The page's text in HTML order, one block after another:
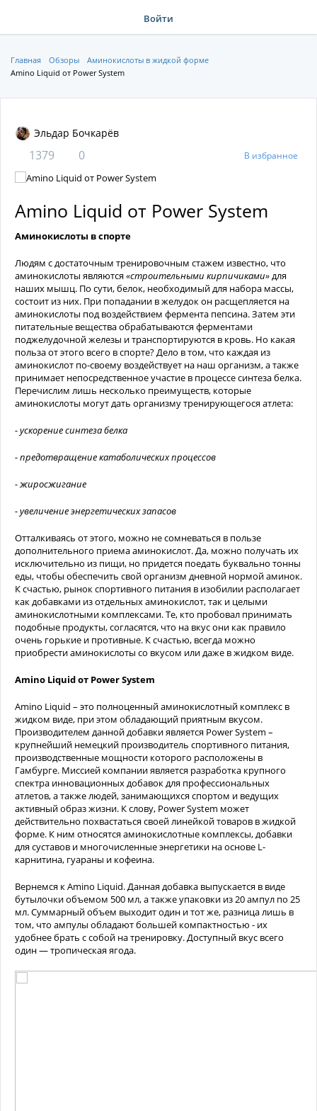
Войти
Главная Обзоры
Аминокислоты в жидкой форме
Amino Liquid от Power System
Эльдар Бочкарёв
1379 0 В избранное
Amino Liquid от Power System
Аминокислоты в спорте
Людям с достаточным тренировочным стажем известно, что
аминокислоты являются«строительными кирпичиками» для
наших мышц. По сути, белок, необходимый для набора массы,
состоит из них. При попадании в желудок он расщепляется на
аминокислоты под воздействием фермента пепсина. Затем эти
питательные вещества обрабатываются ферментами
поджелудочной железы и транспортируются в кровь. Но какая
польза от этого всего в спорте? Дело в том, что каждая из
аминокислот по-своему воздействует на наш организм, а также
принимает непосредственное участие в процессе синтеза белка.
Перечислим лишь несколько преимуществ, которые
аминокислоты могут дать организму тренирующегося атлета:
- ускорение синтеза белка
- предотвращение катаболических процессов
- жиросжигание
- увеличение энергетических запасов
Отталкиваясь от этого, можно не сомневаться в пользе
дополнительного приема аминокислот. Да, можно получать их
исключительно из пищи, но придется поедать буквально тонны
еды, чтобы обеспечить свой организм дневной нормой аминок.
К счастью, рынок спортивного питания в изобилии располагает
как добавками из отдельных аминокислот, так и целыми
аминокислотными комплексами. Те, кто пробовал принимать
подобные продукты, согласятся, что на вкус они как правило
очень горькие и противные. К счастью, всегда можно
приобрести аминокислоты со вкусом или даже в жидком виде.
Amino Liquid от Power System
Amino Liquid – это полноценный аминокислотный комплекс в
жидком виде, при этом обладающий приятным вкусом.
Производителем данной добавки является Power System –
крупнейший немецкий производитель спортивного питания,
производственные мощности которого расположены в
Гамбурге. Миссией компании является разработка крупного
спектра инновационных добавок для профессиональных
атлетов, а также людей, занимающихся спортом и ведущих
активный образ жизни. К слову, Power System может
действительно похвастаться своей линейкой товаров в жидкой
форме. К ним относятся аминокислотные комплексы, добавки
для суставов и многочисленные энергетики на основе L-
карнитина, гуараны и кофеина.
Вернемся к Amino Liquid. Данная добавка выпускается в виде
бутылочки объемом 500 мл, а также упаковки из 20 ампул по 25
мл. Суммарный объем выходит один и тот же, разница лишь в
том, что ампулы обладают большей компактностью - их
удобнее брать с собой на тренировку. Доступный вкус всего
один — тропическая ягода.